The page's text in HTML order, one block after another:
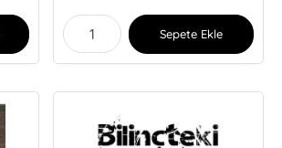
Sepete Ekle